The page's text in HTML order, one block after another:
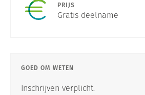
PRIJS
Gratis deelname
GOED OM WETEN
Inschrijven verplicht.